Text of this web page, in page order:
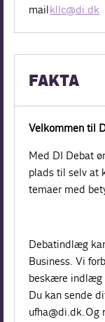
mailkllc@di.dk
FAKTA
Velkommen til
Med DI Debat
plads til selv at
temaer med
Debatindlæg
Business. Vi
beskære indlæg
Du kan sende
ufha@di.dk.